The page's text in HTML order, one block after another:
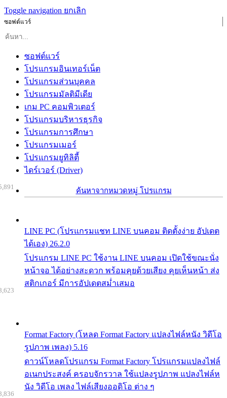
Toggle navigation ยกเลิก
ซอฟต์แวร์
ซอฟต์แวร์
โปรแกรมอินเทอร์เน็ต
โปรแกรมส่วนบุคคล
โปรแกรมมัลติมีเดีย
เกม PC คอมพิวเตอร์
โปรแกรมบริหารธุรกิจ
โปรแกรมการศึกษา
โปรแกรมเมอร์
โปรแกรมยูทิลิตี้
ไดร์เวอร์ (Driver)
ค้นหาจากหมวดหมู่ โปรแกรม
LINE PC (โปรแกรมแชท LINE บนคอม ติดตั้งง่าย อัปเดต
ได้เอง) 26.2.0
โปรแกรม LINE PC ใช้งาน LINE บนคอม เปิดใช้ขณะนั่ง
หน้าจอ ได้อย่างสะดวก พร้อมคุยด้วยเสียง คุยเห็นหน้า ส่ง
สติกเกอร์ มีการอัปเดตสม่ำเสมอ
Format Factory (โหลด Format Factory แปลงไฟล์หนัง วิดีโอ
รูปภาพ เพลง) 5.16
ดาวน์โหลดโปรแกรม Format Factory โปรแกรมแปลงไฟล์
อเนกประสงค์ ครอบจักรวาล ใช้แปลงรูปภาพ แปลงไฟล์ห
นัง วิดีโอ เพลง ไฟล์เสียงออดิโอ ต่าง ๆ